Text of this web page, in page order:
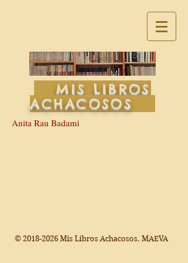
MIS LIBROS
ACHACOSOS
Anita Rau Badami
© 2018-2026 Mis Libros Achacosos. MAEVA